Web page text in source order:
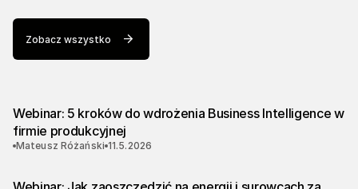
Zobacz wszystko
Webinar: 5 kroków do wdrożenia Business Intelligence w
firmie produkcyjnej
Mateusz Różański 11.5.2026